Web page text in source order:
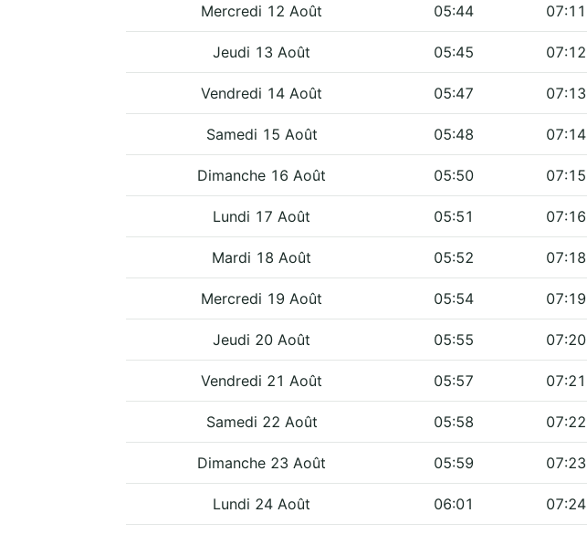
Mercredi 12 Août 05:44 07:11
Jeudi 13 Août 05:45 07:12
Vendredi 14 Août 05:47 07:13
Samedi 15 Août 05:48 07:14
Dimanche 16 Août 05:50 07:15
Lundi 17 Août 05:51 07:16
Mardi 18 Août 05:52 07:18
Mercredi 19 Août 05:54 07:19
Jeudi 20 Août 05:55 07:20
Vendredi 21 Août 05:57 07:21
Samedi 22 Août 05:58 07:22
Dimanche 23 Août 05:59 07:23
Lundi 24 Août 06:01 07:24